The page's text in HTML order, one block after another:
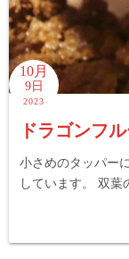
10月
9日
2023
ドラゴンフ
小さめのタッパー
しています。 双